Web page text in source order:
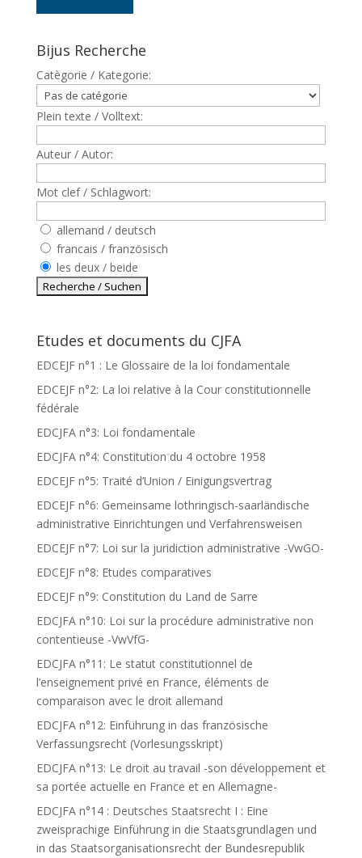
Bijus Recherche
Catègorie / Kategorie:
Plein texte / Volltext:
Auteur / Autor:
Mot clef / Schlagwort:
allemand / deutsch
francais / französisch
les deux / beide
Etudes et documents du CJFA
EDCEJF n°1 : Le Glossaire de la loi fondamentale
EDCEJF n°2: La loi relative à la Cour constitutionnelle
fédérale
EDCJFA n°3: Loi fondamentale
EDCJFA n°4: Constitution du 4 octobre 1958
EDCEJF n°5: Traité d’Union / Einigungsvertrag
EDCEJF n°6: Gemeinsame lothringisch-saarländische
administrative Einrichtungen und Verfahrensweisen
EDCEJF n°7: Loi sur la juridiction administrative -VwGO-
EDCEJF n°8: Etudes comparatives
EDCEJF n°9: Constitution du Land de Sarre
EDCJFA n°10: Loi sur la procédure administrative non
contentieuse -VwVfG-
EDCJFA n°11: Le statut constitutionnel de
l’enseignement privé en France, éléments de
comparaison avec le droit allemand
EDCJFA n°12: Einführung in das französische
Verfassungsrecht (Vorlesungsskript)
EDCJFA n°13: Le droit au travail -son développement et
sa portée actuelle en France et en Allemagne-
EDCJFA n°14 : Deutsches Staatsrecht I : Eine
zweisprachige Einführung in die Staatsgrundlagen und
in das Staatsorganisationsrecht der Bundesrepublik